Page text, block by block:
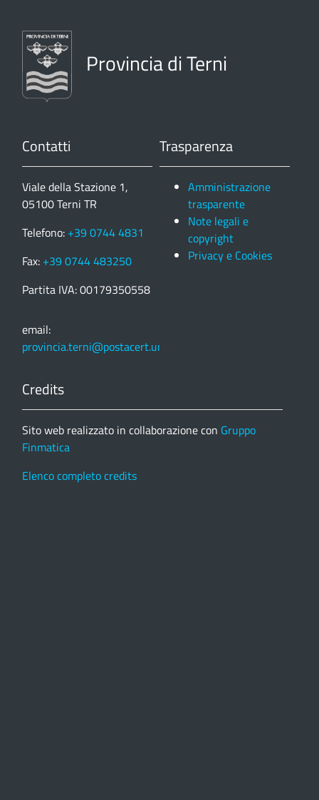
Provincia di Terni
Contatti
Viale della Stazione 1,
05100 Terni TR
Telefono: +39 0744 4831
Fax: +39 0744 483250
Partita IVA: 00179350558
email:
provincia.terni@postacert.umbria.it
Trasparenza
Amministrazione
trasparente
Note legali e
copyright
Privacy e Cookies
Credits
Sito web realizzato in collaborazione con Gruppo
Finmatica
Elenco completo credits